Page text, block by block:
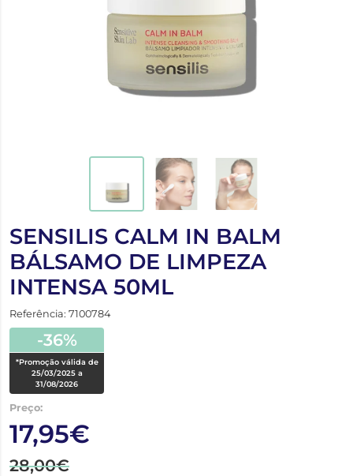
SENSILIS CALM IN BALM
BÁLSAMO DE LIMPEZA
INTENSA 50ML
Referência: 7100784
-36%
*Promoção válida de
25/03/2025 a
31/08/2026
Preço:
17,95€
28,00€